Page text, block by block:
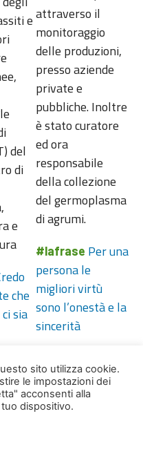
e
del
di
e
che
sia
attraverso il
monitoraggio
delle produzioni,
presso aziende
private e
pubbliche. Inoltre
è stato curatore
ed ora
responsabile
della collezione
del germoplasma
di agrumi.
#lafrase Per una
persona le
migliori virtù
sono l’onestà e la
sincerità
sito utilizza cookie.
le impostazioni dei
acconsenti alla
dispositivo.